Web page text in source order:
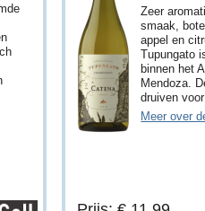
Zeer
smaak,
appel en
Tupungato
binnen het
Mendoza.
druiven
Meer over